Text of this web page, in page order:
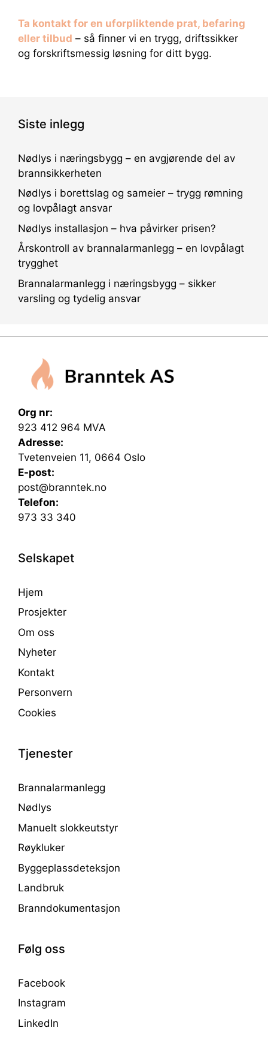
Ta kontakt for en uforpliktende prat, befaring
eller tilbud – så finner vi en trygg, driftssikker
og forskriftsmessig løsning for ditt bygg.
Siste inlegg
Nødlys i næringsbygg – en avgjørende del av
brannsikkerheten
Nødlys i borettslag og sameier – trygg rømning
og lovpålagt ansvar
Nødlys installasjon – hva påvirker prisen?
Årskontroll av brannalarmanlegg – en lovpålagt
trygghet
Brannalarmanlegg i næringsbygg – sikker
varsling og tydelig ansvar
Org nr:
923 412 964 MVA
Adresse:
Tvetenveien 11, 0664 Oslo
E-post:
post@branntek.no
Telefon:
973 33 340
Selskapet
Hjem
Prosjekter
Om oss
Nyheter
Kontakt
Personvern
Cookies
Tjenester
Brannalarmanlegg
Nødlys
Manuelt slokkeutstyr
Røykluker
Byggeplassdeteksjon
Landbruk
Branndokumentasjon
Følg oss
Facebook
Instagram
LinkedIn